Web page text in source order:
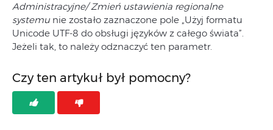
Administracyjne/ Zmień ustawienia regionalne
systemu nie zostało zaznaczone pole „Użyj formatu
Unicode UTF-8 do obsługi języków z całego świata”.
Jeżeli tak, to należy odznaczyć ten parametr.
Czy ten artykuł był pomocny?